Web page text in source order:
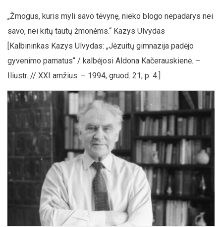
„Žmogus, kuris myli savo tėvynę, nieko blogo nepadarys nei
savo, nei kitų tautų žmonėms.“ Kazys Ulvydas
[Kalbininkas Kazys Ulvydas: „Jėzuitų gimnazija padėjo
gyvenimo pamatus“ / kalbėjosi Aldona Kačerauskienė. –
Iliustr. // XXI amžius. – 1994, gruod. 21, p. 4.]